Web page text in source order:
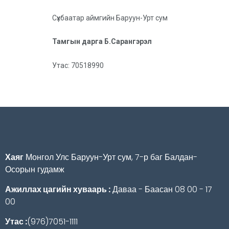
Сүхбаатар аймгийн Баруун-Урт сум
Тамгын дарга Б.Сарангэрэл
Утас: 70518990
Хаяг Монгол Улс Баруун-Урт сум, 7-р баг Балдан-
Осорын гудамж
Ажиллах цагийн хуваарь :Даваа - Баасан 08 00 - 17
00
Утас :(976)7051-1111